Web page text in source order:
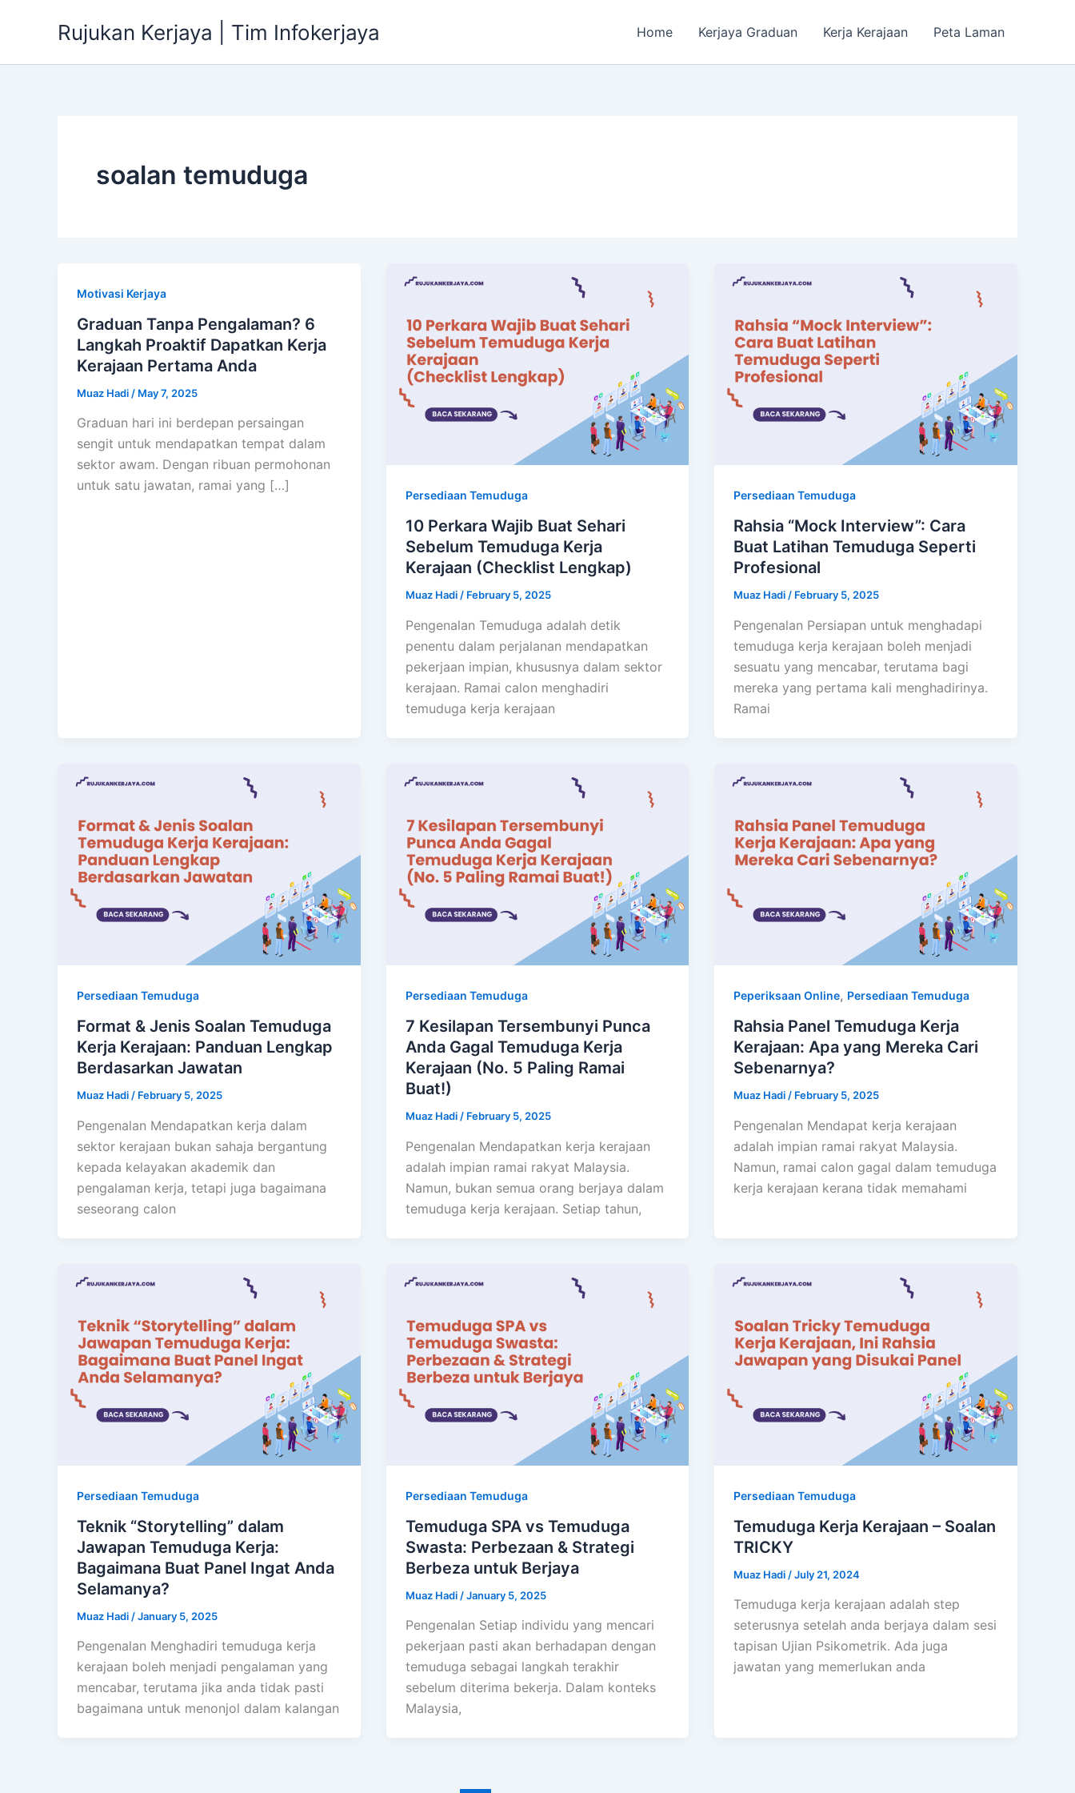
Rujukan Kerjaya | Tim Infokerjaya Home Kerjaya Graduan Kerja Kerajaan Peta Laman
soalan temuduga
Motivasi Kerjaya
Graduan Tanpa Pengalaman? 6
Langkah Proaktif Dapatkan Kerja
Kerajaan Pertama Anda
Muaz Hadi / May 7, 2025
Graduan hari ini berdepan persaingan
sengit untuk mendapatkan tempat dalam
sektor awam. Dengan ribuan permohonan
untuk satu jawatan, ramai yang […]
Persediaan Temuduga
10 Perkara Wajib Buat Sehari
Sebelum Temuduga Kerja
Kerajaan (Checklist Lengkap)
Muaz Hadi/ February 5, 2025
Pengenalan Temuduga adalah detik
penentu dalam perjalanan mendapatkan
pekerjaan impian, khususnya dalam sektor
kerajaan. Ramai calon menghadiri
temuduga kerja kerajaan
Persediaan Temuduga
Rahsia “Mock Interview”: Cara
Buat Latihan Temuduga Seperti
Profesional
Muaz Hadi/ February 5, 2025
Pengenalan Persiapan untuk menghadapi
temuduga kerja kerajaan boleh menjadi
sesuatu yang mencabar, terutama bagi
mereka yang pertama kali menghadirinya.
Ramai
Persediaan Temuduga
Format & Jenis Soalan Temuduga
Kerja Kerajaan: Panduan Lengkap
Berdasarkan Jawatan
Muaz Hadi / February 5, 2025
Pengenalan Mendapatkan kerja dalam
sektor kerajaan bukan sahaja bergantung
kepada kelayakan akademik dan
pengalaman kerja, tetapi juga bagaimana
seseorang calon
Persediaan Temuduga
7 Kesilapan Tersembunyi Punca
Anda Gagal Temuduga Kerja
Kerajaan (No. 5 Paling Ramai
Buat!)
Muaz Hadi / February 5, 2025
Pengenalan Mendapatkan kerja kerajaan
adalah impian ramai rakyat Malaysia.
Namun, bukan semua orang berjaya dalam
temuduga kerja kerajaan. Setiap tahun,
Peperiksaan Online, Persediaan Temuduga
Rahsia Panel Temuduga Kerja
Kerajaan: Apa yang Mereka Cari
Sebenarnya?
Muaz Hadi / February 5, 2025
Pengenalan Mendapat kerja kerajaan
adalah impian ramai rakyat Malaysia.
Namun, ramai calon gagal dalam temuduga
kerja kerajaan kerana tidak memahami
Persediaan Temuduga
Teknik “Storytelling” dalam
Jawapan Temuduga Kerja:
Bagaimana Buat Panel Ingat Anda
Selamanya?
Muaz Hadi /January 5, 2025
Pengenalan Menghadiri temuduga kerja
kerajaan boleh menjadi pengalaman yang
mencabar, terutama jika anda tidak pasti
bagaimana untuk menonjol dalam kalangan
Persediaan Temuduga
Temuduga SPA vs Temuduga
Swasta: Perbezaan & Strategi
Berbeza untuk Berjaya
Muaz Hadi /January 5, 2025
Pengenalan Setiap individu yang mencari
pekerjaan pasti akan berhadapan dengan
temuduga sebagai langkah terakhir
sebelum diterima bekerja. Dalam konteks
Malaysia,
Persediaan Temuduga
Temuduga Kerja Kerajaan – Soalan
TRICKY
Muaz Hadi /July 21, 2024
Temuduga kerja kerajaan adalah step
seterusnya setelah anda berjaya dalam sesi
tapisan Ujian Psikometrik. Ada juga
jawatan yang memerlukan anda